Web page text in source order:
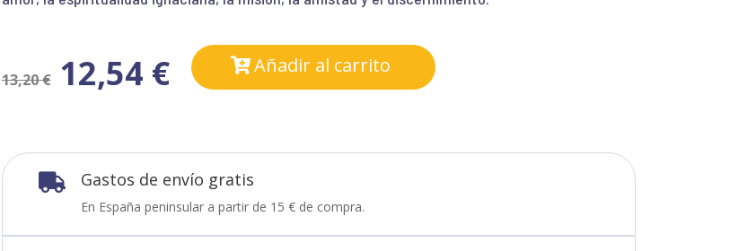
13,20€ 12,54 € Añadir al carrito
 Gastos de envío gratis
En España peninsular a partir de 15 € de compra.